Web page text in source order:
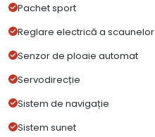
Pachet sport
Reglare electrică a scaunelor
Senzor de ploaie automat
Servodirecție
Sistem de navigație
Sistem sunet